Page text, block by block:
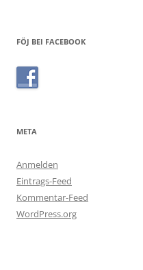
FÖJ BEI FACEBOOK
META
Anmelden
Eintrags-Feed
Kommentar-Feed
WordPress.org